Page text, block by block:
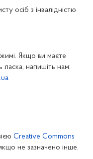
осіб з інвалідністю
Якщо ви маєте
ласка, напишіть нам:
Creative Commons
не зазначено інше.